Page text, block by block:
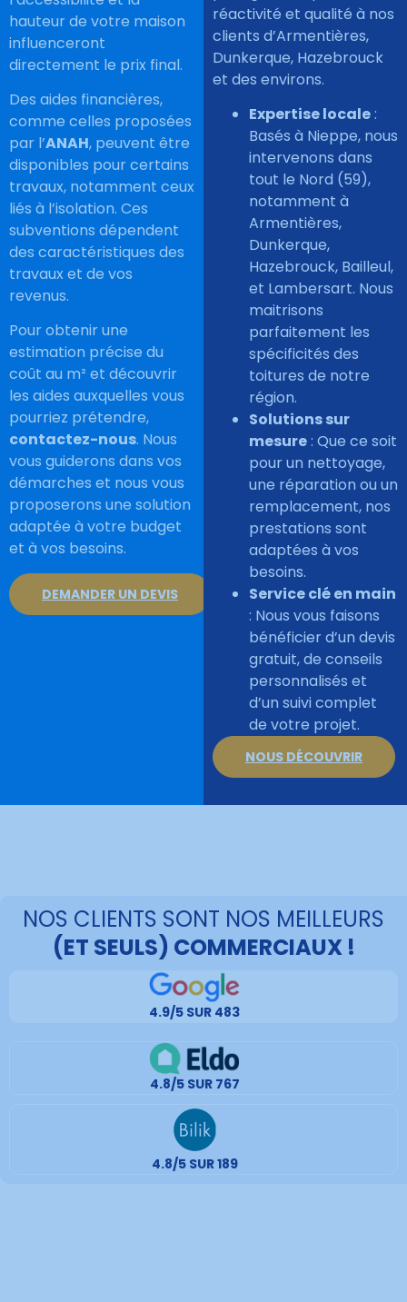
hauteur de votre maison
influenceront
directement le prix final.
Des aides financières,
comme celles proposées
par l’ANAH, peuvent être
disponibles pour certains
travaux, notamment ceux
liés à l’isolation. Ces
subventions dépendent
des caractéristiques des
travaux et de vos
revenus.
Pour obtenir une
estimation précise du
coût au m² et découvrir
les aides auxquelles vous
pourriez prétendre,
contactez-nous. Nous
vous guiderons dans vos
démarches et nous vous
proposerons une solution
adaptée à votre budget
et à vos besoins.
DEMANDER UN DEVIS
réactivité et qualité à nos
clients d’Armentières,
Dunkerque, Hazebrouck
et des environs.
Expertise locale :
Basés à Nieppe, nous
intervenons dans
tout le Nord (59),
notamment à
Armentières,
Dunkerque,
Hazebrouck, Bailleul,
et Lambersart. Nous
maitrisons
parfaitement les
spécificités des
toitures de notre
région.
Solutions sur
mesure : Que ce soit
pour un nettoyage,
une réparation ou un
remplacement, nos
prestations sont
adaptées à vos
besoins.
Service clé en main
: Nous vous faisons
bénéficier d’un devis
gratuit, de conseils
personnalisés et
d’un suivi complet
de votre projet.
NOUS DÉCOUVRIR
NOS CLIENTS SONT NOS MEILLEURS
(ET SEULS) COMMERCIAUX !
4.9/5 SUR 483
4.8/5 SUR 767
4.8/5 SUR 189